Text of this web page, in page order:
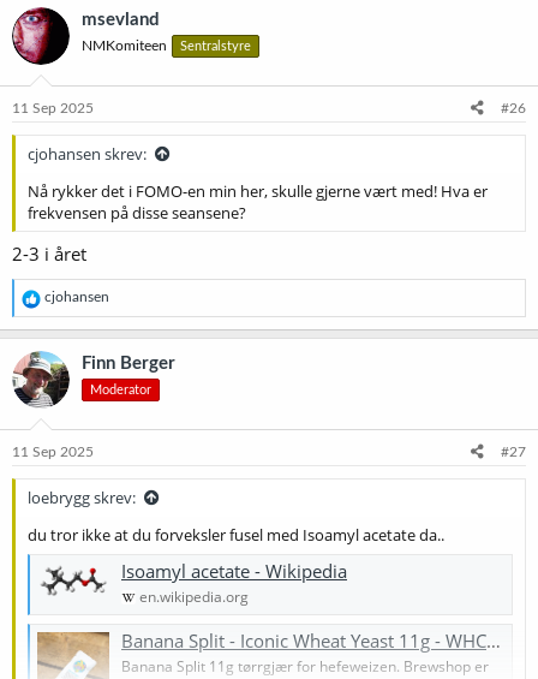
k
s
j
o
e
msevland
NMKomiteen Sentralstyre
11 Sep 2025 #26
cjohansen skrev:
Nå rykker det i FOMO-en min her, skulle gjerne vært med! Hva er
frekvensen på disse seansene?
2-3 i året
R
e
a
k
s
j
o
e
cjohansen
Finn Berger
Moderator
11 Sep 2025 #27
loebrygg skrev:
du tror ikke at du forveksler fusel med Isoamyl acetate da..
Isoamyl acetate - Wikipedia
en.wikipedia.org
Banana Split - Iconic Wheat Yeast 11g - WHC Lab (Best før 30. april 2025)
Banana Split 11g tørrgjær for hefeweizen. Brewshop er